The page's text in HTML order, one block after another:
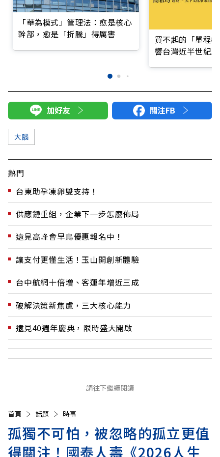
「華為模式」管理法：愈是核心
幹部，愈是「折騰」得厲害
買不起的「單程
響台灣近半世紀
加好友 關注FB
大腦
熱門
台東助孕凍卵雙支持！
供應鏈重組，企業下一步怎麼佈局
遠見高峰會早鳥優惠報名中！
讓支付更懂生活！玉山開創新體驗
台中航網十倍增、客運年增近三成
破解決策新焦慮，三大核心能力
遠見40週年慶典，限時盛大開啟
請往下繼續閱讀
首頁 話題 時事
孤獨不可怕，被忽略的孤立更值
得關注！國泰人壽《2026人生